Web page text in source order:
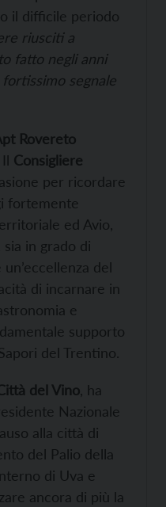
il difficile periodo
riusciti a
fatto negli anni
segnale
Rovereto
Il Consigliere
per ricordare
fortemente
ed Avio,
in grado di
del
di incarnare in
e
supporto
del Trentino.
del Vino , ha
Nazionale
alla città di
del Palio della
di Uva e
ancora di più la